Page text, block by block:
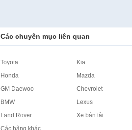
Các chuyên mục liên quan
Toyota Kia
Honda
Mazda
GM Daewoo
Chevrolet
BMW
Lexus
Land Rover
Xe bán tải
Các hãng khác